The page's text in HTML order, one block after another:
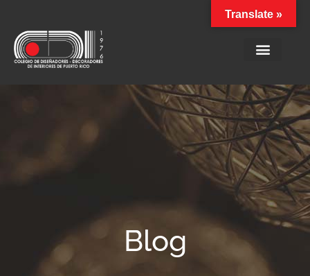
Blog
Translate »